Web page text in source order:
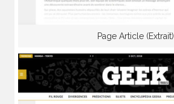
Page Article (Extrait)